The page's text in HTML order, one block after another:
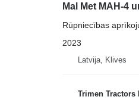
Mal Met MAH-4
Rūpniecības
2023
Latvija, Klives
Trimen Tractors